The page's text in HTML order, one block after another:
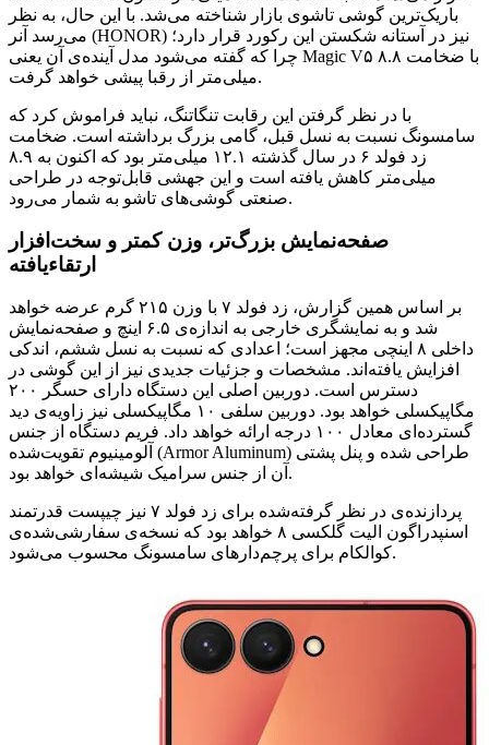
باریک‌ترین گوشی تاشوی بازار شناخته می‌شد. با این حال، به نظر
می‌رسد آنر (HONOR) نیز در آستانه‌ شکستن این رکورد قرار دارد؛
چرا که گفته می‌شود مدل آینده‌ی آن یعنی Magic V۵ با ضخامت ۸.۸
میلی‌متر از رقبا پیشی خواهد گرفت.
با در نظر گرفتن این رقابت تنگاتنگ، نباید فراموش کرد که
سامسونگ نسبت به نسل قبل، گامی بزرگ برداشته است. ضخامت
زد فولد ۶ در سال گذشته ۱۲.۱ میلی‌متر بود که اکنون به ۸.۹
میلی‌متر کاهش یافته است و این جهشی قابل‌توجه در طراحی
صنعتی گوشی‌های تاشو به شمار می‌رود.
صفحه‌نمایش بزرگ‌تر، وزن کمتر و سخت‌افزار
ارتقاءیافته
بر اساس همین گزارش، زد فولد ۷ با وزن ۲۱۵ گرم عرضه خواهد
شد و به نمایشگری خارجی به اندازه‌ی ۶.۵ اینچ و صفحه‌نمایش
داخلی ۸ اینچی مجهز است؛ اعدادی که نسبت به نسل ششم، اندکی
افزایش یافته‌اند. مشخصات و جزئیات جدیدی نیز از این گوشی در
دسترس است. دوربین اصلی این دستگاه دارای حسگر ۲۰۰
مگاپیکسلی خواهد بود. دوربین سلفی ۱۰ مگاپیکسلی نیز زاویه‌ی دید
گسترده‌ای معادل ۱۰۰ درجه ارائه خواهد داد. فریم دستگاه از جنس
آلومینیوم تقویت‌شده (Armor Aluminum) طراحی شده و پنل پشتی
آن از جنس سرامیک شیشه‌ای خواهد بود.
پردازنده‌ی در نظر گرفته‌شده برای زد فولد ۷ نیز چیپست قدرتمند
اسنپدراگون الیت گلکسی ۸ خواهد بود که نسخه‌ی سفارشی‌شده‌ی
کوالکام برای پرچم‌دارهای سامسونگ محسوب می‌شود.